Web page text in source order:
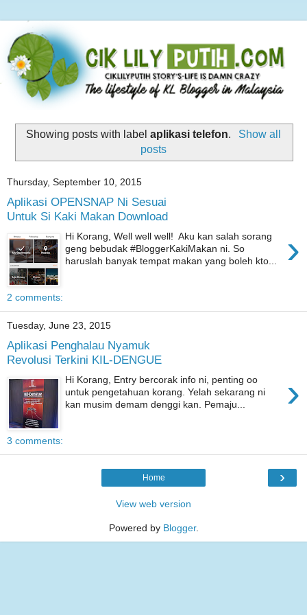
Showing posts with labelaplikasi telefon.
Show all
posts
Thursday, September 10, 2015
Aplikasi OPENSNAP Ni Sesuai
Untuk Si Kaki Makan Download
›
Hi Korang, Well well well! Aku kan salah sorang
geng bebudak #BloggerKakiMakan ni. So
haruslah banyak tempat makan yang boleh kto...
2 comments:
Tuesday, June 23, 2015
Aplikasi Penghalau Nyamuk
Revolusi Terkini KIL-DENGUE
›
Hi Korang, Entry bercorak info ni, penting oo
untuk pengetahuan korang. Yelah sekarang ni
kan musim demam denggi kan. Pemaju...
3 comments:
›
Home
View web version
Powered by Blogger.